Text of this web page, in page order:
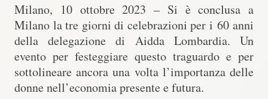
Milano, 10 ottobre 2023 – Si è conclusa a
Milano la tre giorni di celebrazioni per i60 anni
della delegazione di Aidda Lombardia. Un
evento per festeggiare questo traguardo e per
sottolineare ancora una volta l’importanza delle
donne nell’economia presente e futura.